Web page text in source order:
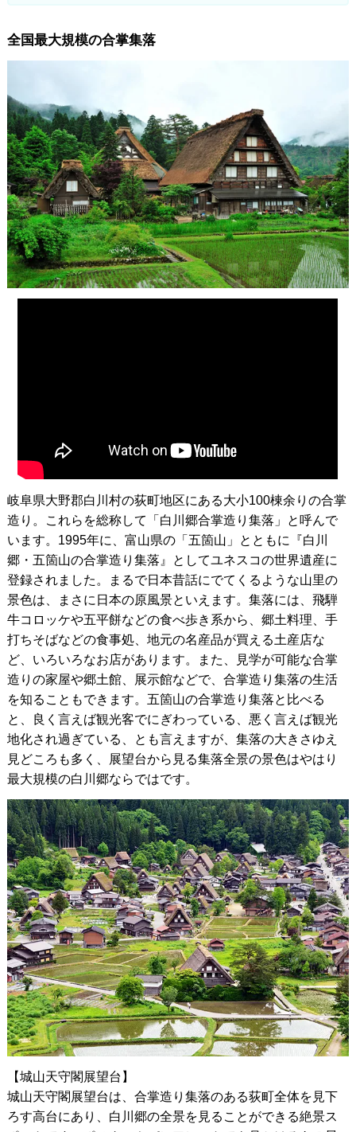
全国最大規模の合掌集落
岐阜県大野郡白川村の荻町地区にある大小100棟余りの合掌
造り。これらを総称して「白川郷合掌造り集落」と呼んで
います。1995年に、富山県の「五箇山」とともに『白川
郷・五箇山の合掌造り集落』としてユネスコの世界遺産に
登録されました。まるで日本昔話にでてくるような山里の
景色は、まさに日本の原風景といえます。集落には、飛騨
牛コロッケや五平餅などの食べ歩き系から、郷土料理、手
打ちそばなどの食事処、地元の名産品が買える土産店な
ど、いろいろなお店があります。また、見学が可能な合掌
造りの家屋や郷土館、展示館などで、合掌造り集落の生活
を知ることもできます。五箇山の合掌造り集落と比べる
と、良く言えば観光客でにぎわっている、悪く言えば観光
地化され過ぎている、とも言えますが、集落の大きさゆえ
見どころも多く、展望台から見る集落全景の景色はやはり
最大規模の白川郷ならではです。
【城山天守閣展望台】
城山天守閣展望台は、合掌造り集落のある荻町全体を見下
ろす高台にあり、白川郷の全景を見ることができる絶景ス